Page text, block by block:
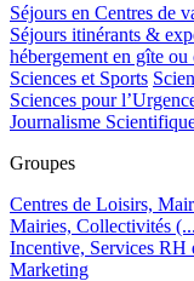
Séjours en Centres de
Séjours itinérants &
hébergement en gîte ou
Sciences et Sports
Sciences pour
Journalisme
Groupes
Centres de Loisirs,
Mairies, Collectivités
Incentive, Services RH
Marketing